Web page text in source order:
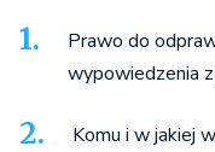
Prawo do
wypowiedzenia
Komu i w jakiej